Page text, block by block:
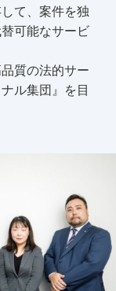
て、案件を独
可能なサービ
質の法的サー
ル集団』を目